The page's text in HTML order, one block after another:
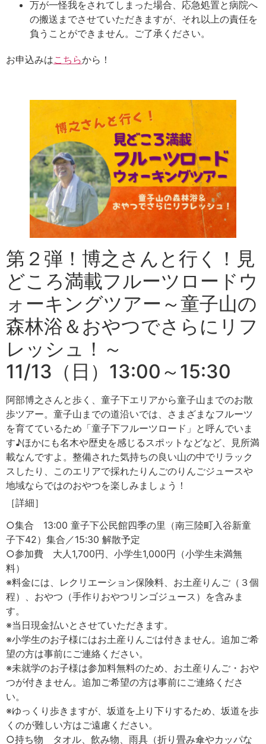
万が一怪我をされてしまった場合、応急処置と病院へ
の搬送までさせていただきますが、それ以上の責任を
負うことができません。ご了承ください。
お申込みはこちらから！
第２弾！博之さんと行く！見
どころ満載フルーツロードウ
ォーキングツアー～童子山の
森林浴＆おやつでさらにリフ
レッシュ！～
11/13（日）13:00～15:30
阿部博之さんと歩く、童子下エリアから童子山までのお散
歩ツアー。童子山までの道沿いでは、さまざまなフルーツ
を育てているため「童子下フルーツロード」と呼んでいま
す♪ほかにも名木や歴史を感じるスポットなどなど、見所満
載なんですよ。整備された気持ちの良い山の中でリラック
スしたり、このエリアで採れたりんごのりんごジュースや
地域ならではのおやつを楽しみましょう！
［詳細］
○集合 13:00 童子下公民館四季の里（南三陸町入谷新童
子下42）集合／15:30 解散予定
○参加費 大人1,700円、小学生1,000円（小学生未満無
料）
※料金には、レクリエーション保険料、お土産りんご（３個
程）、おやつ（手作りおやつリンゴジュース）を含みま
す。
※当日現金払いとさせていただきます。
※小学生のお子様にはお土産りんごは付きません。追加ご希
望の方は事前にご連絡ください。
※未就学のお子様は参加料無料のため、お土産りんご・おや
つが付きません。追加ご希望の方は事前にご連絡くださ
い。
※ゆっくり歩きますが、坂道を上り下りするため、坂道を歩
くのが難しい方はご遠慮ください。
○持ち物 タオル、飲み物、雨具（折り畳み傘やカッパな